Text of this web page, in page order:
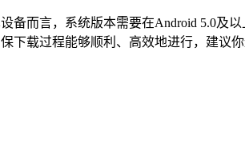
而言，系统版本需要在Android 5.0及
载过程能够顺利、高效地进行，建议